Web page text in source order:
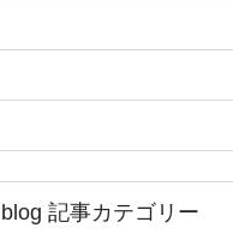
blog 記事カテゴリー